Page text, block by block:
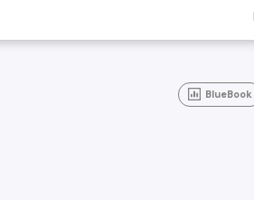
BlueBook